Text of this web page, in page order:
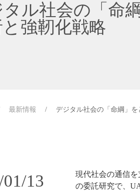
ル社会の「命
強靭化戦略
最新情報 / デジタル社会の「命綱」
13
現代社会の通信
の委託研究で、